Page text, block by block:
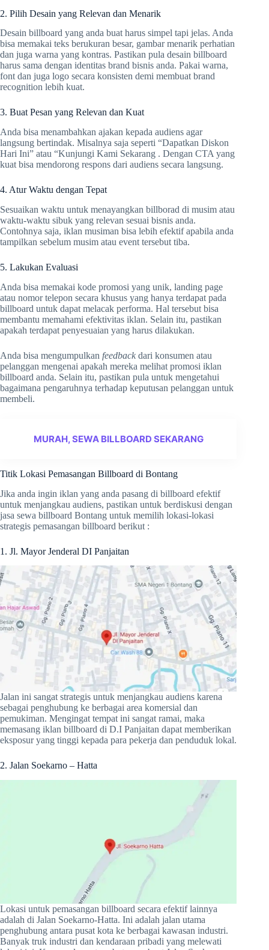
2. Pilih Desain yang Relevan dan Menarik
Desain billboard yang anda buat harus simpel tapi jelas. Anda
bisa memakai teks berukuran besar, gambar menarik perhatian
dan juga warna yang kontras. Pastikan pula desain billboard
harus sama dengan identitas brand bisnis anda. Pakai warna,
font dan juga logo secara konsisten demi membuat brand
recognition lebih kuat.
3. Buat Pesan yang Relevan dan Kuat
Anda bisa menambahkan ajakan kepada audiens agar
langsung bertindak. Misalnya saja seperti “Dapatkan Diskon
Hari Ini” atau “Kunjungi Kami Sekarang . Dengan CTA yang
kuat bisa mendorong respons dari audiens secara langsung.
4. Atur Waktu dengan Tepat
Sesuaikan waktu untuk menayangkan billborad di musim atau
waktu-waktu sibuk yang relevan sesuai bisnis anda.
Contohnya saja, iklan musiman bisa lebih efektif apabila anda
tampilkan sebelum musim atau event tersebut tiba.
5. Lakukan Evaluasi
Anda bisa memakai kode promosi yang unik, landing page
atau nomor telepon secara khusus yang hanya terdapat pada
billboard untuk dapat melacak performa. Hal tersebut bisa
membantu memahami efektivitas iklan. Selain itu, pastikan
apakah terdapat penyesuaian yang harus dilakukan.
Anda bisa mengumpulkan feedback dari konsumen atau
pelanggan mengenai apakah mereka melihat promosi iklan
billboard anda. Selain itu, pastikan pula untuk mengetahui
bagaimana pengaruhnya terhadap keputusan pelanggan untuk
membeli.
MURAH, SEWA BILLBOARD SEKARANG
Titik Lokasi Pemasangan Billboard di Bontang
Jika anda ingin iklan yang anda pasang di billboard efektif
untuk menjangkau audiens, pastikan untuk berdiskusi dengan
jasa sewa billboard Bontang untuk memilih lokasi-lokasi
strategis pemasangan billboard berikut :
1. Jl. Mayor Jenderal DI Panjaitan
Jalan ini sangat strategis untuk menjangkau audiens karena
sebagai penghubung ke berbagai area komersial dan
pemukiman. Mengingat tempat ini sangat ramai, maka
memasang iklan billboard di D.I Panjaitan dapat memberikan
eksposur yang tinggi kepada para pekerja dan penduduk lokal.
2. Jalan Soekarno – Hatta
Lokasi untuk pemasangan billboard secara efektif lainnya
adalah di Jalan Soekarno-Hatta. Ini adalah jalan utama
penghubung antara pusat kota ke berbagai kawasan industri.
Banyak truk industri dan kendaraan pribadi yang melewati